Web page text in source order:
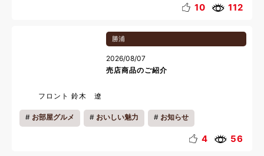
10 112
勝浦
2026/08/07
売店商品のご紹介
フロント 鈴木 遼
お部屋グルメ おいしい魅力 お知らせ
4 56